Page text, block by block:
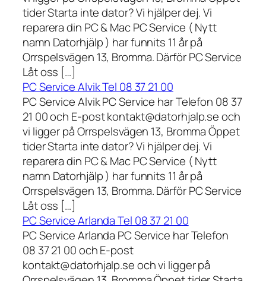
tider Starta inte dator? Vi hjälper dej. Vi
reparera din PC & Mac PC Service ( Nytt
namn Datorhjälp ) har funnits 11 år på
Orrspelsvägen 13, Bromma. Därför PC Service
Låt oss […]
PC Service Alvik Tel 08 37 21 00
PC Service Alvik PC Service har Telefon 08 37
21 00 och E-post kontakt@datorhjalp.se och
vi ligger på Orrspelsvägen 13, Bromma Öppet
tider Starta inte dator? Vi hjälper dej. Vi
reparera din PC & Mac PC Service ( Nytt
namn Datorhjälp ) har funnits 11 år på
Orrspelsvägen 13, Bromma. Därför PC Service
Låt oss […]
PC Service Arlanda Tel 08 37 21 00
PC Service Arlanda PC Service har Telefon
08 37 21 00 och E-post
kontakt@datorhjalp.se och vi ligger på